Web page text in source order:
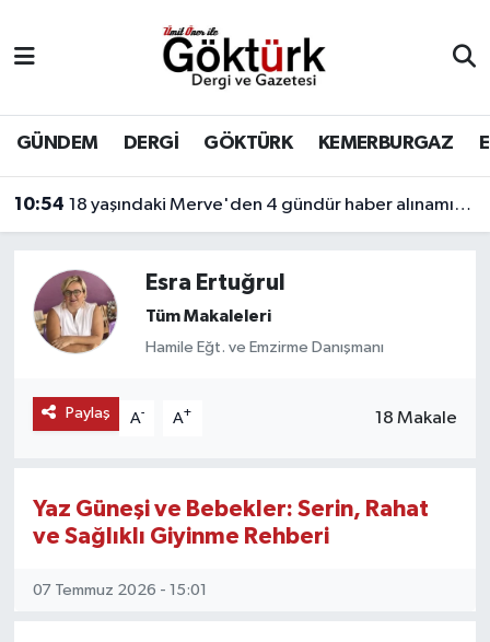
GÜNDEM DERGİ GÖKTÜRK KEMERBURGAZ
10:54 18 yaşındaki Merve'den 4 gündür haber alınamıyor! Kayıp genç kıza internet üzerinden yönlendirme yapıldığı öne sürüldü.
Esra Ertuğrul
Tüm Makaleleri
Hamile Eğt. ve Emzirme Danışmanı
Paylaş A- A+ 18 Makale
Yaz Güneşi ve Bebekler: Serin, Rahat
ve Sağlıklı Giyinme Rehberi
07 Temmuz 2026 - 15:01
BİLİM
DERGİ
EĞİTİM
GÖKTÜRK
KEMERBURGAZ
KÜLTÜR - SANAT
Eyüpsultan Hava Durumu
Eyüpsultan Trafik Yoğunluk Haritası
Süper Lig Puan Durumu ve Fikstür
Son Dakika Haberleri